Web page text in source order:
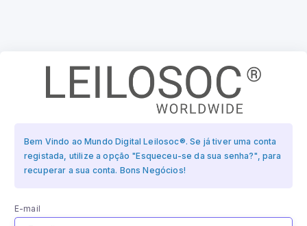
Bem Vindo ao Mundo Digital Leilosoc®. Se já tiver uma conta
registada, utilize a opção "Esqueceu-se da sua senha?", para
recuperar a sua conta. Bons Negócios!
E-mail